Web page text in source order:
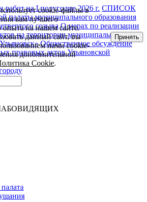
на I полугодие 2026 г. СПИСОК
палаты муниципального образования
созыва О мерах по реализации
на территории муниципального
Общественное обсуждение
правовых актов Ульяновской
cookie-файлы в
вам лучшего
опыта на нашем сайте.
данный сайт, вы
нами cookie-
дополнительной
Cookie.
Принять